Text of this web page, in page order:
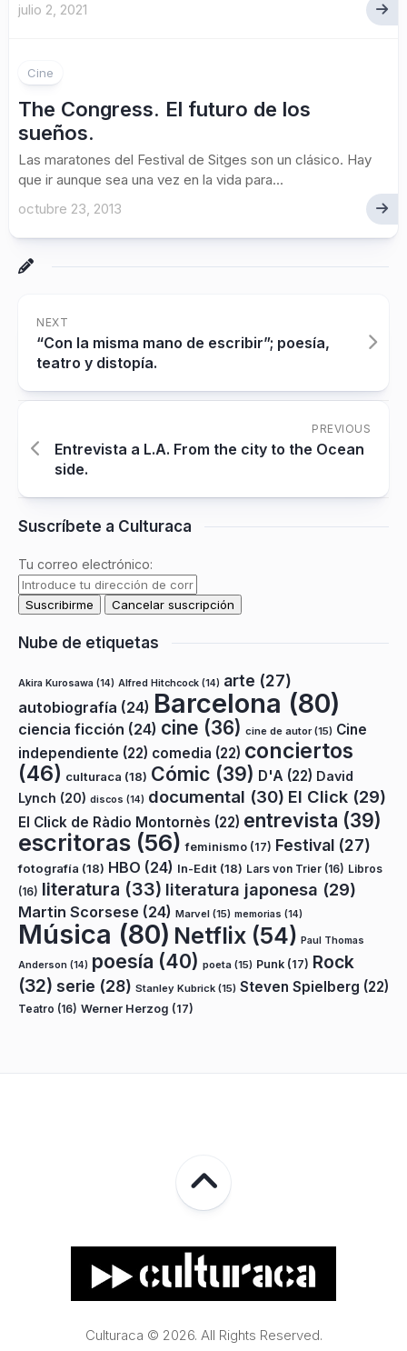
julio 2, 2021
Cine
The Congress. El futuro de los
sueños.
Las maratones del Festival de Sitges son un clásico. Hay
que ir aunque sea una vez en la vida para...
octubre 23, 2013
NEXT
“Con la misma mano de escribir”; poesía,
teatro y distopía.
PREVIOUS
Entrevista a L.A. From the city to the Ocean
side.
Suscríbete a Culturaca
Tu correo electrónico:
Nube de etiquetas
Akira Kurosawa (14) Alfred Hitchcock (14) arte (27)
autobiografía (24) Barcelona (80)
ciencia ficción (24) cine (36) cine de autor(15) Cine
independiente (22) comedia (22) conciertos
(46) culturaca (18) Cómic (39) D'A (22) David
Lynch (20) discos (14) documental (30) El Click (29)
El Click de Ràdio Montornès (22) entrevista (39)
escritoras (56) feminismo (17) Festival (27)
fotografía (18) HBO (24) In-Edit (18) Lars von Trier (16) Libros
(16) literatura (33) literatura japonesa (29)
Martin Scorsese (24) Marvel (15) memorias (14)
Música (80) Netflix (54) Paul Thomas
Anderson (14) poesía (40) poeta (15) Punk (17) Rock
(32) serie (28) Stanley Kubrick (15) Steven Spielberg (22)
Teatro (16) Werner Herzog (17)
Culturaca © 2026. All Rights Reserved.